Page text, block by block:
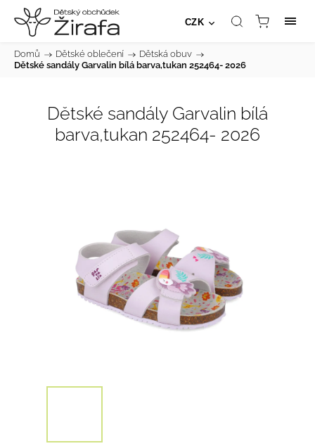
CZK
Domů / Dětské oblečení / Dětská obuv /
Dětské sandály Garvalin bílá barva,tukan 252464- 2026
Dětské sandály Garvalin bílá
barva,tukan 252464- 2026